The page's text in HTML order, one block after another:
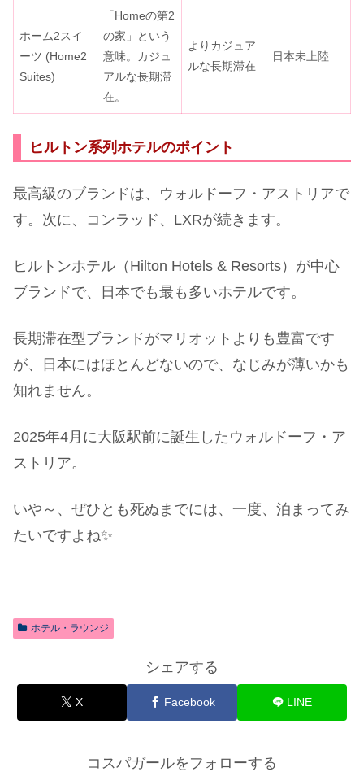
ホーム2スイ
ーツ (Home2
Suites)
「Homeの第2
の家」という
意味。カジュ
アルな長期滞
在。
よりカジュア
ルな長期滞在
日本未上陸
ヒルトン系列ホテルのポイント
最高級のブランドは、ウォルドーフ・アストリアで
す。次に、コンラッド、LXRが続きます。
ヒルトンホテル（Hilton Hotels & Resorts）が中心
ブランドで、日本でも最も多いホテルです。
長期滞在型ブランドがマリオットよりも豊富です
が、日本にはほとんどないので、なじみが薄いかも
知れません。
2025年4月に大阪駅前に誕生したウォルドーフ・ア
ストリア。
いや～、ぜひとも死ぬまでには、一度、泊まってみ
たいですよね✨
ホテル・ラウンジ
シェアする
X Facebook LINE
コスパガールをフォローする